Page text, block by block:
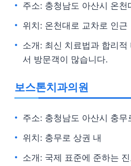
주소: 충청남도 아산시 온
위치: 온천대로 교차로 인근
소개: 최신 치료법과 합리적
서 방문객이 많습니다.
보스톤치과의원
주소: 충청남도 아산시 충무
위치: 충무로 상권 내
소개: 국제 표준에 준하는